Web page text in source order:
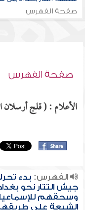
صفحة الفهرس
صفحة الفهرس
الأعلام : ( قلج أرسلان
الفهرس: بدء
جيش التتار نحو
وسحقهم
الشيعة على